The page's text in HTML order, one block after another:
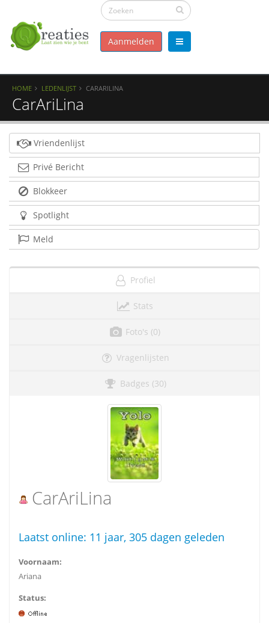
Aanmelden
HOME LEDENLIJST CARARILINA
CarAriLina
Vriendenlijst
Privé Bericht
Blokkeer
Spotlight
Meld
Profiel
Stats
Foto's (0)
Vragenlijsten
Badges (30)
CarAriLina
Laatst online: 11 jaar, 305 dagen geleden
Voornaam:
Ariana
Status: